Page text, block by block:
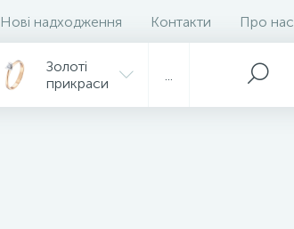
Нові надходження Контакти Про нас
Золоті
прикраси